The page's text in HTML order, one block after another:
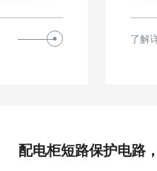
了解
配电柜短路保护电路